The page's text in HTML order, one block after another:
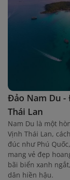
Đảo Nam Du -
Thái Lan
Nam Du là một
Vịnh Thái Lan,
đúc như Phú
mang vẻ đẹp
bãi biển xanh
dân hiền hậu.